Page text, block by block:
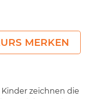
MERKEN
zeichnen die